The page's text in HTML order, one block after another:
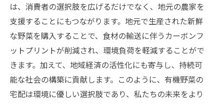
は、消費者の選択肢を広げるだけでなく、地元の農家を
支援することにもつながります。地元で生産された新鮮
な野菜を購入することで、食材の輸送に伴うカーボンフ
ットプリントが削減され、環境負荷を軽減することがで
きます。加えて、地域経済の活性化にも寄与し、持続可
能な社会の構築に貢献します。このように、有機野菜の
宅配は環境に優しい選択肢であり、私たちの未来をより